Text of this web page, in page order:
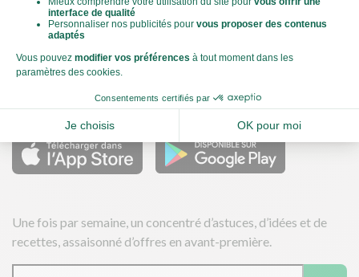
Télécharger nos applications
Une fois par semaine, un concentré d’astuces, d’idées et de
recettes, assaisonné d’offres en avant-première.